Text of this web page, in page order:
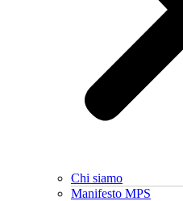
Chi siamo
Manifesto MPS